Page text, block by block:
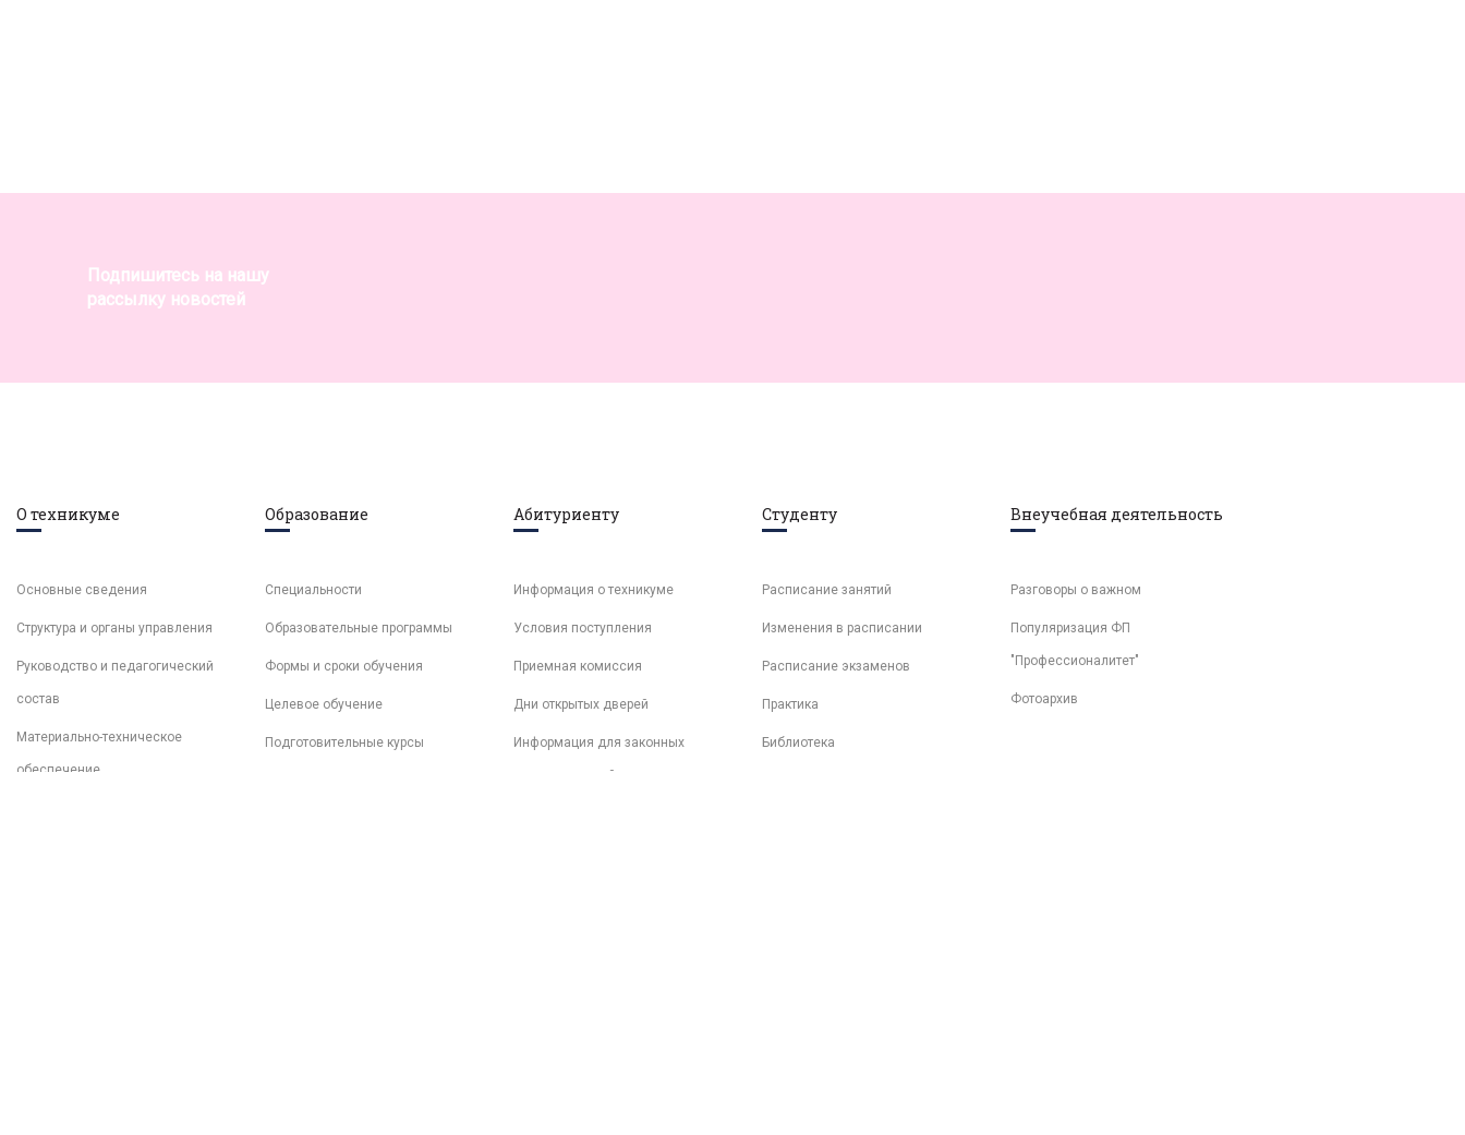
Подпишитесь на нашу
рассылку новостей
О техникуме
Основные сведения
Структура и органы управления
Руководство и педагогический
состав
Материально-техническое
обеспечение
Образование
Специальности
Образовательные программы
Формы и сроки обучения
Целевое обучение
Подготовительные курсы
Абитуриенту
Информация о техникуме
Условия поступления
Приемная комиссия
Дни открытых дверей
Информация для законных
представителей
Студенту
Расписание занятий
Изменения в расписании
Расписание экзаменов
Практика
Библиотека
Внеучебная деятельность
Разговоры о важном
Популяризация ФП
"Профессионалитет"
Фотоархив